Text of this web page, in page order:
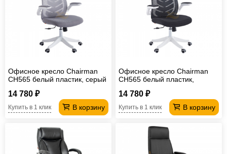
Офисное кресло Chairman
CH565 белый пластик, серый
14 780 ₽
В корзину
Купить в 1 клик
Офисное кресло Chairman
CH565 белый пластик,
14 780 ₽
В корзину
Купить в 1 клик